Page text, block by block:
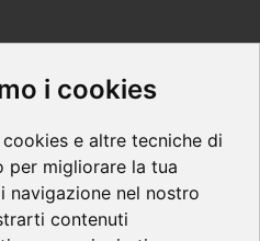
i cookies
e altre tecniche di
per migliorare la tua
navigazione nel nostro
contenuti
di acquisto
help